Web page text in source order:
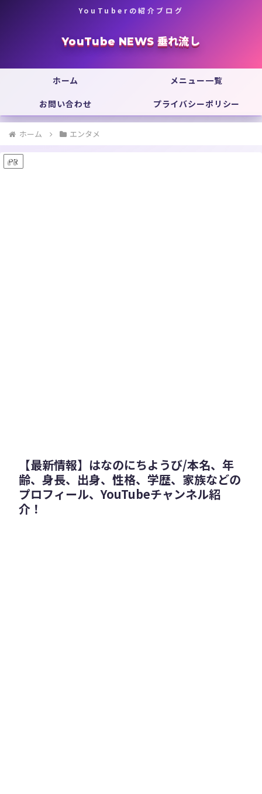
YouTuberの紹介ブログ
YouTube NEWS 垂れ流し
ホーム
メニュー一覧
お問い合わせ
プライバシーポリシー
ホーム エンタメ
PR
【最新情報】はなのにちようび/本名、年
齢、身長、出身、性格、学歴、家族などの
プロフィール、YouTubeチャンネル紹
介！